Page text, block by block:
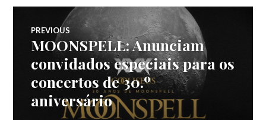
Navegação
de
artigos
PREVIOUS
Previous
MOONSPELL: Anunciam
convidados especiais para os
concertos de 30.º
aniversário